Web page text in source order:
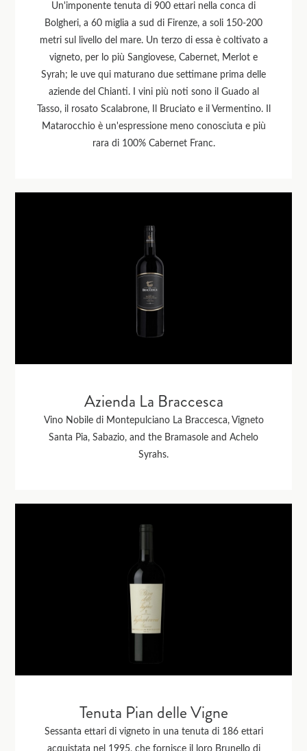
Un'imponente tenuta di 900 ettari nella conca di
Bolgheri, a 60 miglia a sud di Firenze, a soli 150-200
metri sul livello del mare. Un terzo di essa è coltivato a
vigneto, per lo più Sangiovese, Cabernet, Merlot e
Syrah; le uve qui maturano due settimane prima delle
aziende del Chianti. I vini più noti sono il Guado al
Tasso, il rosato Scalabrone, Il Bruciato e il Vermentino. Il
Matarocchio è un'espressione meno conosciuta e più
rara di 100% Cabernet Franc.
Azienda La Braccesca
Vino Nobile di Montepulciano La Braccesca, Vigneto
Santa Pia, Sabazio, and the Bramasole and Achelo
Syrahs.
Tenuta Pian delle Vigne
Sessanta ettari di vigneto in una tenuta di 186 ettari
acquistata nel 1995, che fornisce il loro Brunello di